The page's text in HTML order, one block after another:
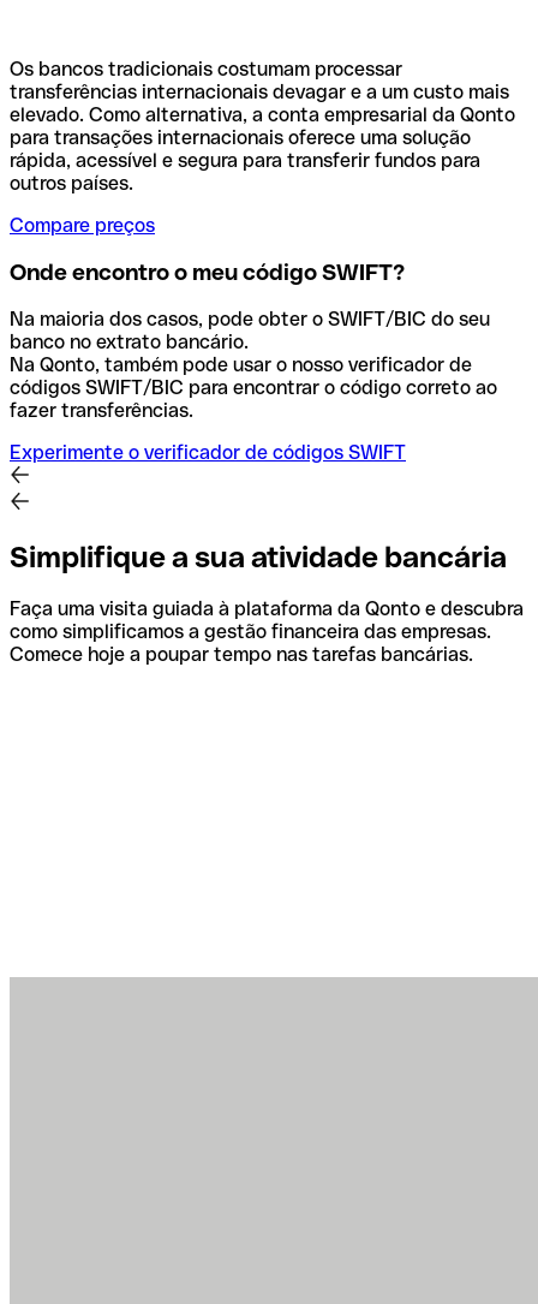
Os bancos tradicionais costumam processar
transferências internacionais devagar e a um custo mais
elevado. Como alternativa, a conta empresarial da Qonto
para transações internacionais oferece uma solução
rápida, acessível e segura para transferir fundos para
outros países.
Compare preços
Onde encontro o meu código SWIFT?
Na maioria dos casos, pode obter o SWIFT/BIC do seu
banco no extrato bancário.
Na Qonto, também pode usar o nosso verificador de
códigos SWIFT/BIC para encontrar o código correto ao
fazer transferências.
Experimente o verificador de códigos SWIFT
Simplifique a sua atividade bancária
Faça uma visita guiada à plataforma da Qonto e descubra
como simplificamos a gestão financeira das empresas.
Comece hoje a poupar tempo nas tarefas bancárias.